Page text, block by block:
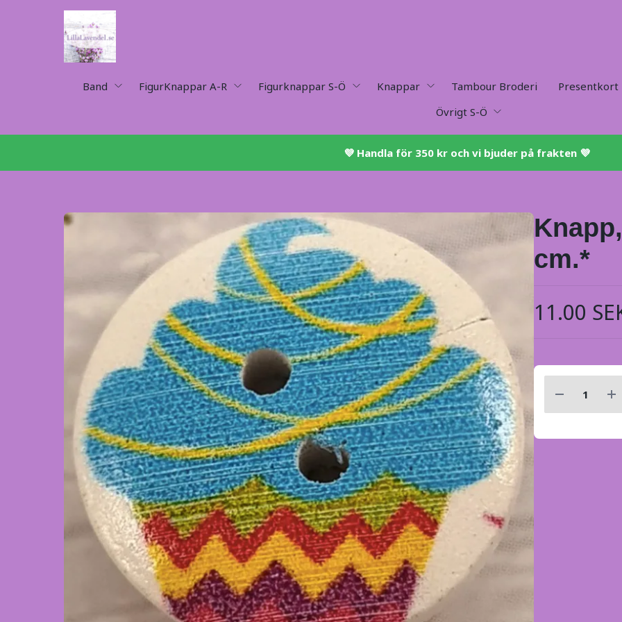
Band FigurKnappar A-R Figurknappar S-Ö Knappar Tambour Broderi Presentkort
Övrigt S-Ö
💜 ​Handla för 350 kr och vi bjuder på frakten 💜​
cm.*
11.00